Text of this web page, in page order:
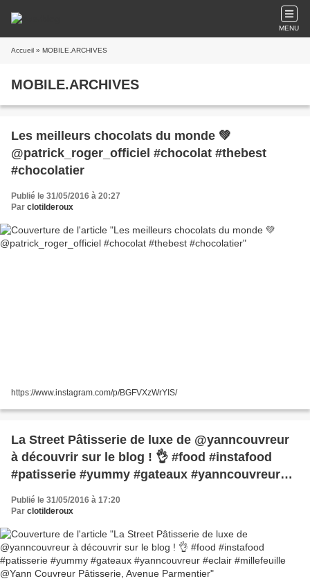
MENU
Accueil » MOBILE.ARCHIVES
MOBILE.ARCHIVES
Les meilleurs chocolats du monde 💚
@patrick_roger_officiel #chocolat #thebest
#chocolatier
Publié le 31/05/2016 à 20:27
Par clotilderoux
https://www.instagram.com/p/BGFVXzWrYIS/
La Street Pâtisserie de luxe de @yanncouvreur
à découvrir sur le blog ! 👌 #food #instafood
#patisserie #yummy #gateaux #yanncouvreur
Avenue Parmentier
Publié le 31/05/2016 à 17:20
Par clotilderoux